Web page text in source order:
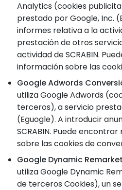
Analytics (cookies
prestado por Google, Inc.
informes relativa a la
prestación de otros
actividad de SCRABIN.
información sobre las
Google Adwords
utiliza Google Adwords
terceros), a servicio
(Eguogle). A introducir
SCRABIN. Puede
sobre las cookies de
Google Dynamic
utiliza Google Dynamic
de terceros Cookies), un